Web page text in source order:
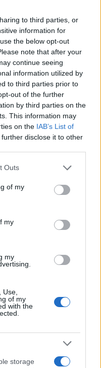
to third parties, or
information for
the below opt-out
note that after your
continue seeing
information utilized by
to third parties prior to
out of the further
by third parties on the
This information may
on the IAB’s List of
disclose it to other
one or more Google
You may click to
its third-party tags to
in below Google
Outs
of my
my
my
of my
with the
storage